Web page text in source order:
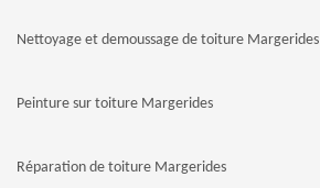
Nettoyage et demoussage de toiture Margerides
Peinture sur toiture Margerides
Réparation de toiture Margerides